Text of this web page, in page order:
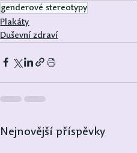
genderové stereotypy
Plakáty
Duševní zdraví
Nejnovější příspěvky